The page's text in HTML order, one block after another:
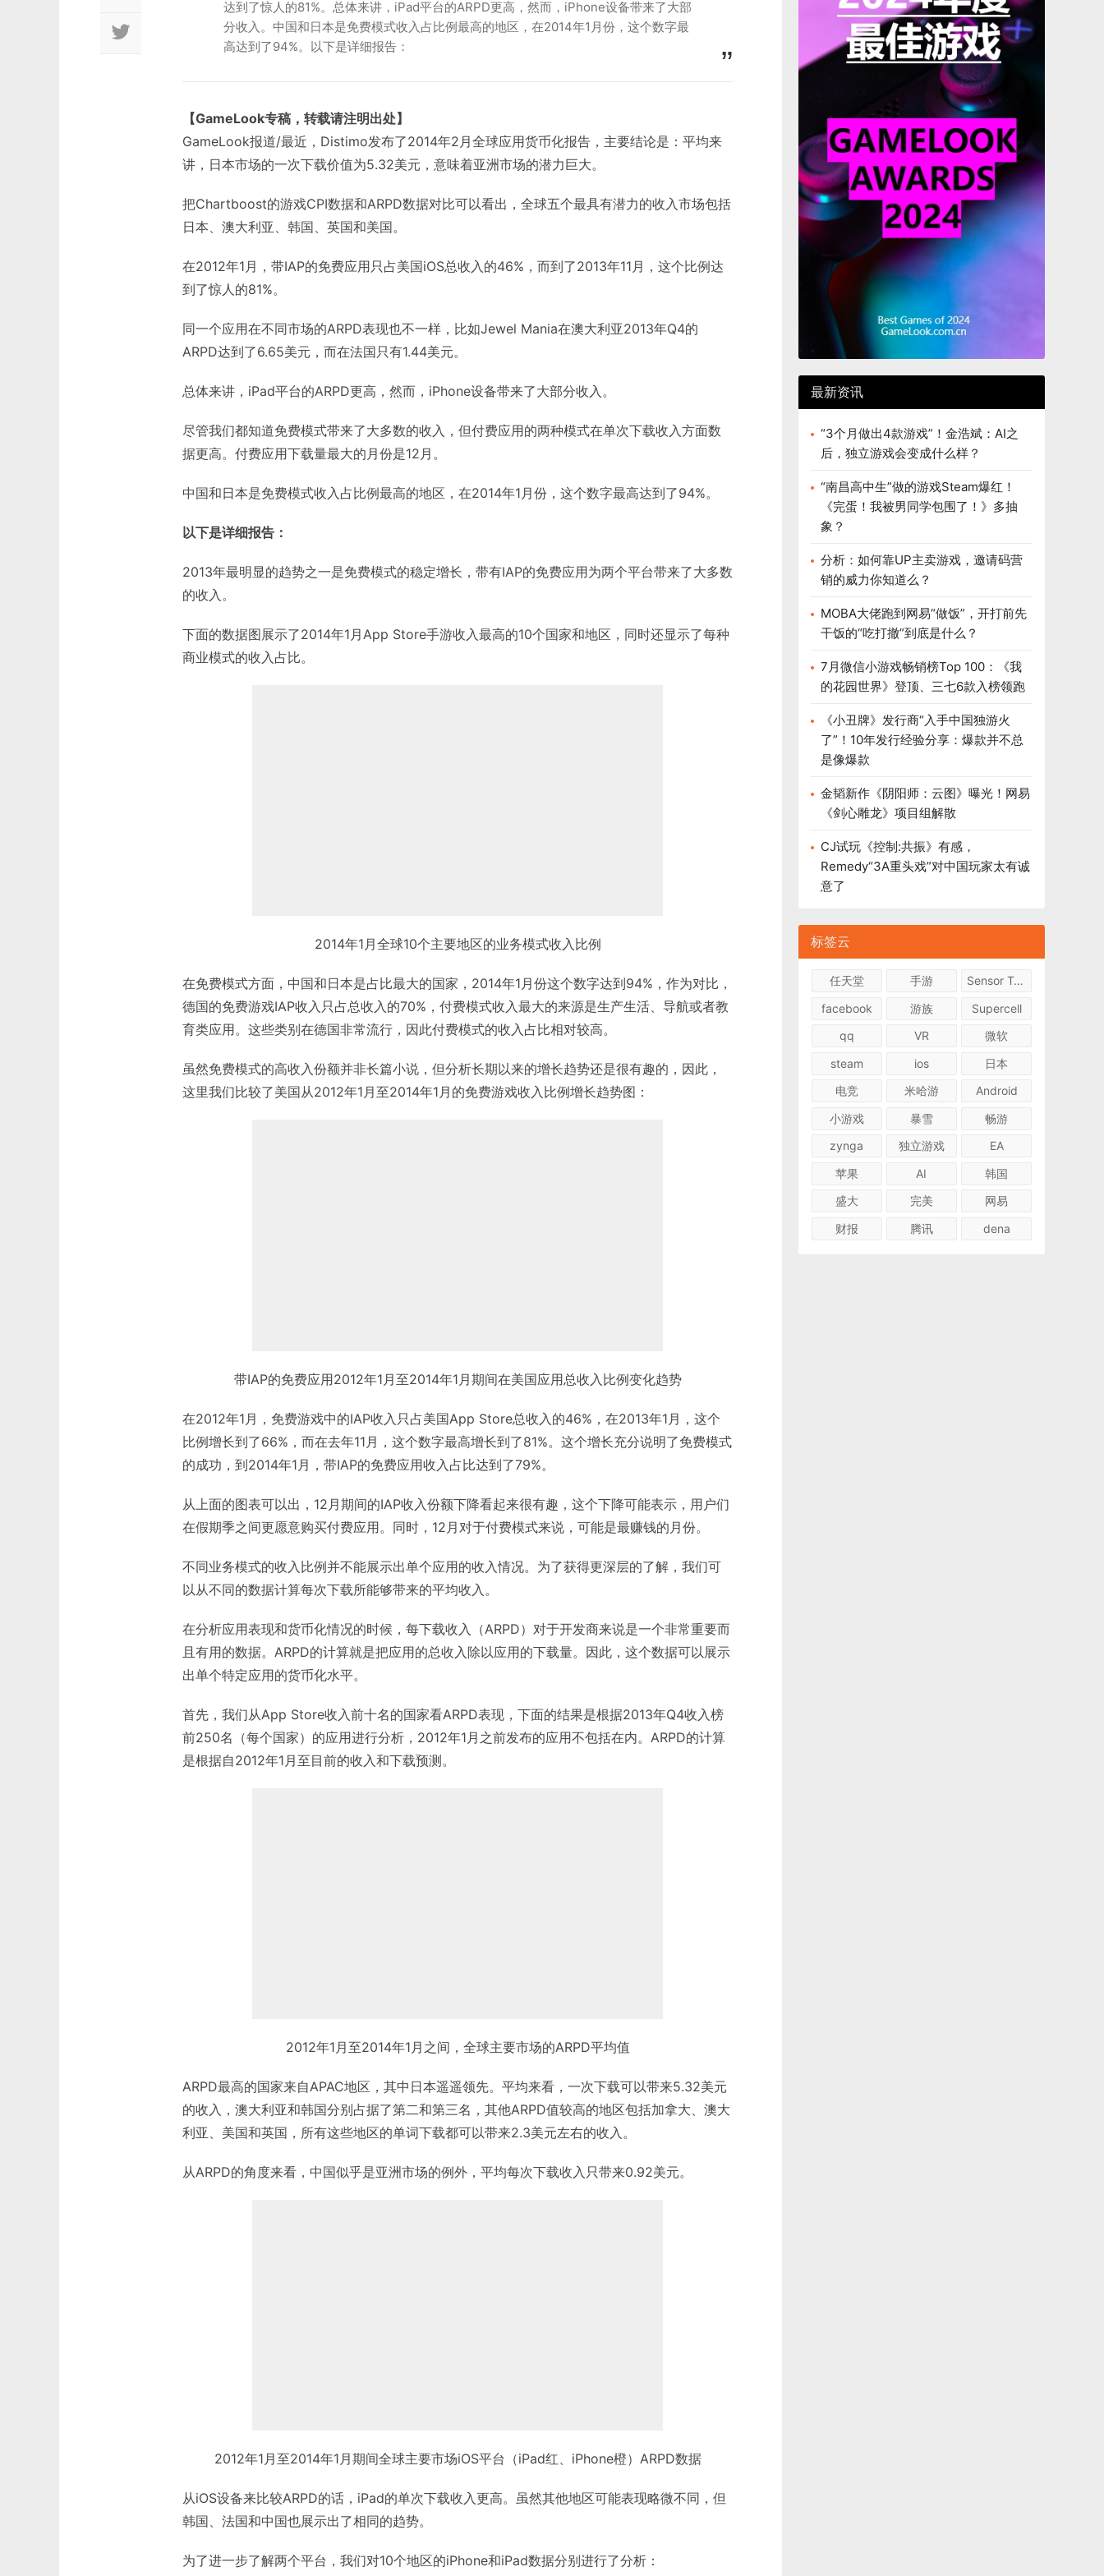
达到了惊人的81%。总体来讲，iPad平台的ARPD更高，然而，iPhone设备带来了大部
分收入。中国和日本是免费模式收入占比例最高的地区，在2014年1月份，这个数字最
高达到了94%。以下是详细报告：
【GameLook专稿，转载请注明出处】
GameLook报道/最近，Distimo发布了2014年2月全球应用货币化报告，主要结论是：平均来
讲，日本市场的一次下载价值为5.32美元，意味着亚洲市场的潜力巨大。
把Chartboost的游戏CPI数据和ARPD数据对比可以看出，全球五个最具有潜力的收入市场包括
日本、澳大利亚、韩国、英国和美国。
在2012年1月，带IAP的免费应用只占美国iOS总收入的46%，而到了2013年11月，这个比例达
到了惊人的81%。
同一个应用在不同市场的ARPD表现也不一样，比如Jewel Mania在澳大利亚2013年Q4的
ARPD达到了6.65美元，而在法国只有1.44美元。
总体来讲，iPad平台的ARPD更高，然而，iPhone设备带来了大部分收入。
尽管我们都知道免费模式带来了大多数的收入，但付费应用的两种模式在单次下载收入方面数
据更高。付费应用下载量最大的月份是12月。
中国和日本是免费模式收入占比例最高的地区，在2014年1月份，这个数字最高达到了94%。
以下是详细报告：
2013年最明显的趋势之一是免费模式的稳定增长，带有IAP的免费应用为两个平台带来了大多数
的收入。
下面的数据图展示了2014年1月App Store手游收入最高的10个国家和地区，同时还显示了每种
商业模式的收入占比。
2014年1月全球10个主要地区的业务模式收入比例
在免费模式方面，中国和日本是占比最大的国家，2014年1月份这个数字达到94%，作为对比，
德国的免费游戏IAP收入只占总收入的70%，付费模式收入最大的来源是生产生活、导航或者教
育类应用。这些类别在德国非常流行，因此付费模式的收入占比相对较高。
虽然免费模式的高收入份额并非长篇小说，但分析长期以来的增长趋势还是很有趣的，因此，
这里我们比较了美国从2012年1月至2014年1月的免费游戏收入比例增长趋势图：
带IAP的免费应用2012年1月至2014年1月期间在美国应用总收入比例变化趋势
在2012年1月，免费游戏中的IAP收入只占美国App Store总收入的46%，在2013年1月，这个
比例增长到了66%，而在去年11月，这个数字最高增长到了81%。这个增长充分说明了免费模式
的成功，到2014年1月，带IAP的免费应用收入占比达到了79%。
从上面的图表可以出，12月期间的IAP收入份额下降看起来很有趣，这个下降可能表示，用户们
在假期季之间更愿意购买付费应用。同时，12月对于付费模式来说，可能是最赚钱的月份。
不同业务模式的收入比例并不能展示出单个应用的收入情况。为了获得更深层的了解，我们可
以从不同的数据计算每次下载所能够带来的平均收入。
在分析应用表现和货币化情况的时候，每下载收入（ARPD）对于开发商来说是一个非常重要而
且有用的数据。ARPD的计算就是把应用的总收入除以应用的下载量。因此，这个数据可以展示
出单个特定应用的货币化水平。
首先，我们从App Store收入前十名的国家看ARPD表现，下面的结果是根据2013年Q4收入榜
前250名（每个国家）的应用进行分析，2012年1月之前发布的应用不包括在内。ARPD的计算
是根据自2012年1月至目前的收入和下载预测。
2012年1月至2014年1月之间，全球主要市场的ARPD平均值
ARPD最高的国家来自APAC地区，其中日本遥遥领先。平均来看，一次下载可以带来5.32美元
的收入，澳大利亚和韩国分别占据了第二和第三名，其他ARPD值较高的地区包括加拿大、澳大
利亚、美国和英国，所有这些地区的单词下载都可以带来2.3美元左右的收入。
从ARPD的角度来看，中国似乎是亚洲市场的例外，平均每次下载收入只带来0.92美元。
2012年1月至2014年1月期间全球主要市场iOS平台（iPad红、iPhone橙）ARPD数据
从iOS设备来比较ARPD的话，iPad的单次下载收入更高。虽然其他地区可能表现略微不同，但
韩国、法国和中国也展示出了相同的趋势。
为了进一步了解两个平台，我们对10个地区的iPhone和iPad数据分别进行了分析：
最新资讯
“3个月做出4款游戏”！金浩斌：AI之
后，独立游戏会变成什么样？
“南昌高中生”做的游戏Steam爆红！
《完蛋！我被男同学包围了！》多抽
象？
分析：如何靠UP主卖游戏，邀请码营
销的威力你知道么？
MOBA大佬跑到网易“做饭”，开打前先
干饭的“吃打撤”到底是什么？
7月微信小游戏畅销榜Top 100：《我
的花园世界》登顶、三七6款入榜领跑
《小丑牌》发行商“入手中国独游火
了”！10年发行经验分享：爆款并不总
是像爆款
金韬新作《阴阳师：云图》曝光！网易
《剑心雕龙》项目组解散
CJ试玩《控制:共振》有感，
Remedy“3A重头戏”对中国玩家太有诚
意了
标签云
任天堂 手游
Sensor Tower
facebook
游族
Supercell
qq
VR
微软
steam
ios
日本
电竞
米哈游
Android
小游戏
暴雪
畅游
zynga
独立游戏
EA
苹果
AI
韩国
盛大
完美
网易
财报
腾讯 dena